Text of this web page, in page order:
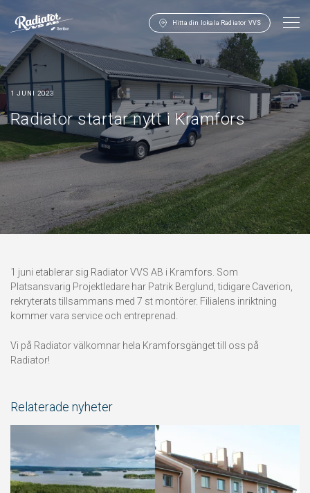
Hitta din lokala Radiator VVS
1 JUNI 2023
Radiator startar nytt i Kramfors
1 juni etablerar sig Radiator VVS AB i Kramfors. Som
Platsansvarig Projektledare har Patrik Berglund, tidigare Caverion,
rekryterats tillsammans med 7 st montörer. Filialens inriktning
kommer vara service och entreprenad.
Vi på Radiator välkomnar hela Kramforsgänget till oss på
Radiator!
Relaterade nyheter